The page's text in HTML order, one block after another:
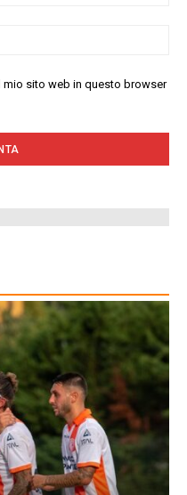
mio sito web in questo browser